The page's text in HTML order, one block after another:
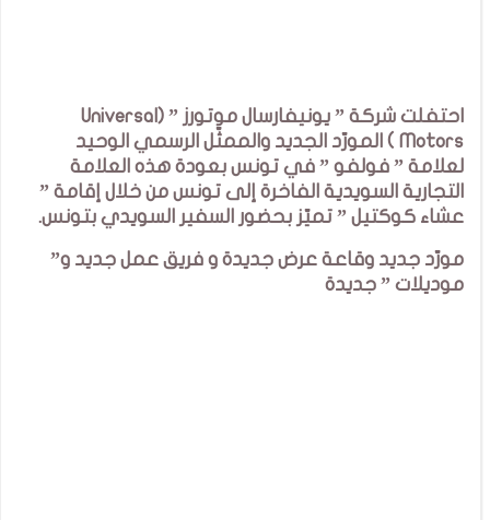
احتفلت شركة ” يونيفارسال موتورز ” (Universal
Motors ) المورّد الجديد والممثّل الرسمي الوحيد
لعلامة ” فولفو ” في تونس بعودة هذه العلامة
التجارية السويدية الفاخرة إلى تونس من خلال إقامة ”
عشاء كوكتيل ” تميّز بحضور السفير السويدي بتونس.
مورّد جديد وقاعة عرض جديدة و فريق عمل جديد و”
موديلات ” جديدة